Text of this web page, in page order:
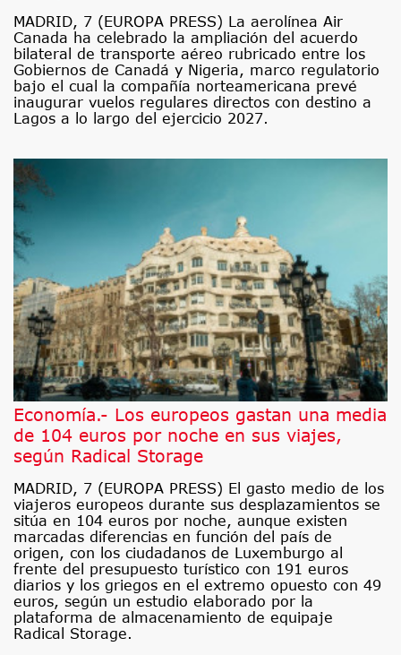
MADRID, 7 (EUROPA PRESS) La aerolínea Air
Canada ha celebrado la ampliación del acuerdo
bilateral de transporte aéreo rubricado entre los
Gobiernos de Canadá y Nigeria, marco regulatorio
bajo el cual la compañía norteamericana prevé
inaugurar vuelos regulares directos con destino a
Lagos a lo largo del ejercicio 2027.
Economía.- Los europeos gastan una media
de 104 euros por noche en sus viajes,
según Radical Storage
MADRID, 7 (EUROPA PRESS) El gasto medio de los
viajeros europeos durante sus desplazamientos se
sitúa en 104 euros por noche, aunque existen
marcadas diferencias en función del país de
origen, con los ciudadanos de Luxemburgo al
frente del presupuesto turístico con 191 euros
diarios y los griegos en el extremo opuesto con 49
euros, según un estudio elaborado por la
plataforma de almacenamiento de equipaje
Radical Storage.